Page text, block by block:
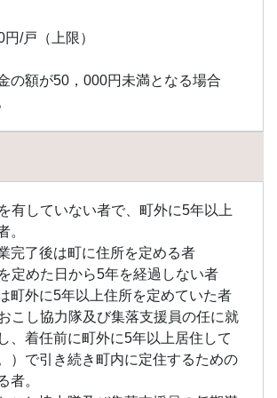
/戸（上限）
の額が50，000円未満となる場合
有していない者で、町外に5年以上
。
完了後は町に住所を定める者
定めた日から5年を経過しない者
町外に5年以上住所を定めていた者
こし協力隊及び集落支援員の任に就
、着任前に町外に5年以上居住して
）で引き続き町内に定住するための
者。